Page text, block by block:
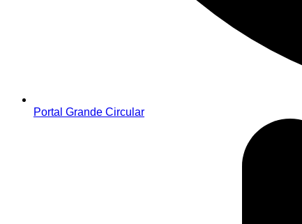
Portal Grande Circular